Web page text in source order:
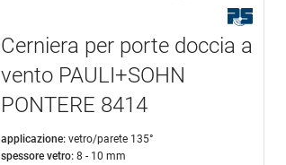
Cerniera per porte doccia a
vento PAULI+SOHN
PONTERE 8414
applicazione: vetro/parete 135°
spessore vetro: 8 - 10 mm